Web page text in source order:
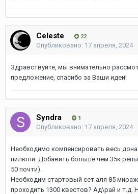
Celeste 22
Опубликовано: 17 апреля, 2024
Здравствуйте, мы внимательно
предложение, спасибо за Ваши идеи!
Syndra 1
Опубликовано: 17 апреля, 2024
Необходимо компенсировать весь
пилюли. Добавить больше чем 35к
50 почти).
Необходим стартовый сет аля 85
проходить 1300 квестов? Ад\рай и т.д.